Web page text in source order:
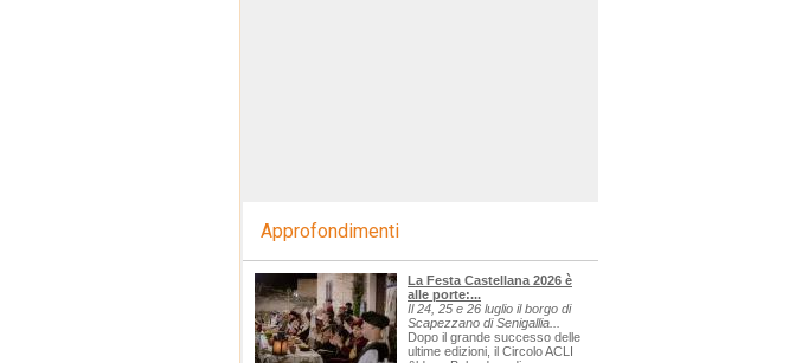
Approfondimenti
La Festa Castellana 2026 è
alle porte:...
Il 24, 25 e 26 luglio il borgo di
Scapezzano di Senigallia...
Dopo il grande successo delle
ultime edizioni, il Circolo ACLI